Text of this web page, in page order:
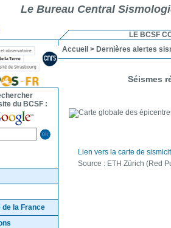
la France
Accueil > Dernières alertes
Séismes
Lien vers la carte de
Source : ETH Zürich (Red
LE BCSF
Le Bureau Central
du BCSF :